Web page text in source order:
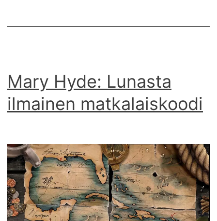
Mary Hyde: Lunasta
ilmainen matkalaiskoodi